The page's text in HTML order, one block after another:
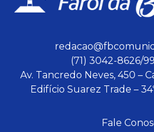
(71) 3042-8626/
Av. Tancredo Neves, 450 –
Edifício Suarez Trade –
Fale